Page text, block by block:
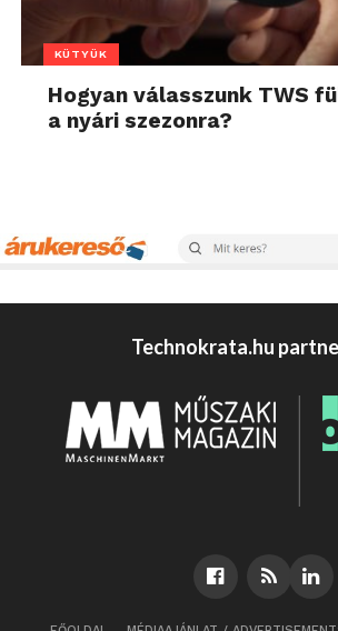
KÜTYÜK
Hogyan válasszunk TWS
a nyári szezonra?
Technokrata.hu